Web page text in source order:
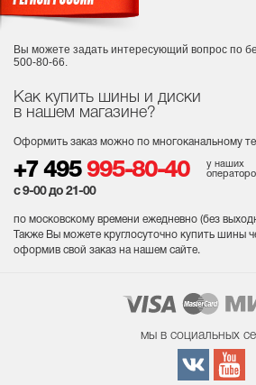
Как купить шины и диски
в нашем магазине?
Оформить заказ можно по многоканальному
+7 495 995-80-40
у наших
с 9-00 до 21-00
по московскому времени ежедневно (без
Также Вы можете круглосуточно купить шины
оформив свой заказ на нашем сайте.
Вы можете задать интересующий вопрос по
500-80-66.
мы в социальных